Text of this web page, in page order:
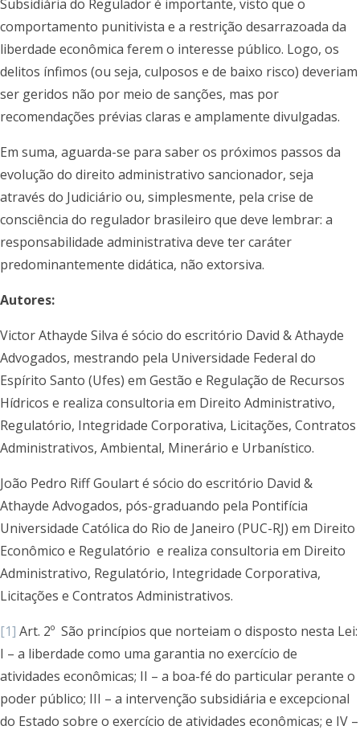
Subsidiária do Regulador é importante, visto que o
comportamento punitivista e a restrição desarrazoada da
liberdade econômica ferem o interesse público. Logo, os
delitos ínfimos (ou seja, culposos e de baixo risco) deveriam
ser geridos não por meio de sanções, mas por
recomendações prévias claras e amplamente divulgadas.
Em suma, aguarda-se para saber os próximos passos da
evolução do direito administrativo sancionador, seja
através do Judiciário ou, simplesmente, pela crise de
consciência do regulador brasileiro que deve lembrar: a
responsabilidade administrativa deve ter caráter
predominantemente didática, não extorsiva.
Autores:
Victor Athayde Silva é sócio do escritório David & Athayde
Advogados, mestrando pela Universidade Federal do
Espírito Santo (Ufes) em Gestão e Regulação de Recursos
Hídricos e realiza consultoria em Direito Administrativo,
Regulatório, Integridade Corporativa, Licitações, Contratos
Administrativos, Ambiental, Minerário e Urbanístico.
João Pedro Riff Goulart é sócio do escritório David &
Athayde Advogados, pós-graduando pela Pontifícia
Universidade Católica do Rio de Janeiro (PUC-RJ) em Direito
Econômico e Regulatório e realiza consultoria em Direito
Administrativo, Regulatório, Integridade Corporativa,
Licitações e Contratos Administrativos.
[1] Art. 2º São princípios que norteiam o disposto nesta Lei:
I – a liberdade como uma garantia no exercício de
atividades econômicas; II – a boa-fé do particular perante o
poder público; III – a intervenção subsidiária e excepcional
do Estado sobre o exercício de atividades econômicas; e IV –